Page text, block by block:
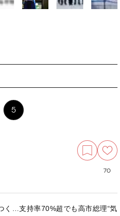
5
70
く…支持率70%超でも高市総理“